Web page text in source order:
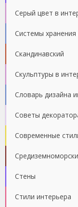
Серый цвет в
Системы
Скандинавский
Скульптуры в
Словарь дизайна
Советы
Современные
Стены
Стили интерьера